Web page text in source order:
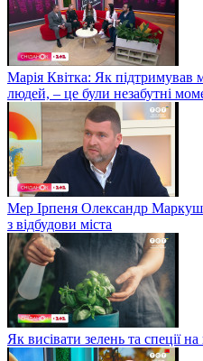
Марія Квітка: Як підтримував
людей, – це були незабутні
Мер Ірпеня Олександр
з відбудови міста
Як висівати зелень та спеції на